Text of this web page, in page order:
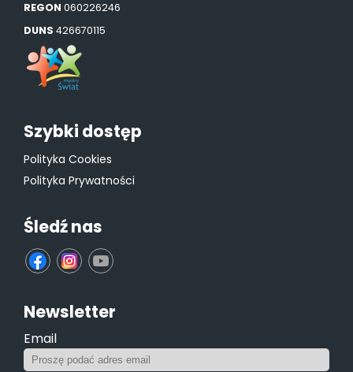
REGON 060226246
DUNS 426670115
Szybki dostęp
Polityka Cookies
Polityka Prywatności
Śledź nas
fb ins yt
Newsletter
Email